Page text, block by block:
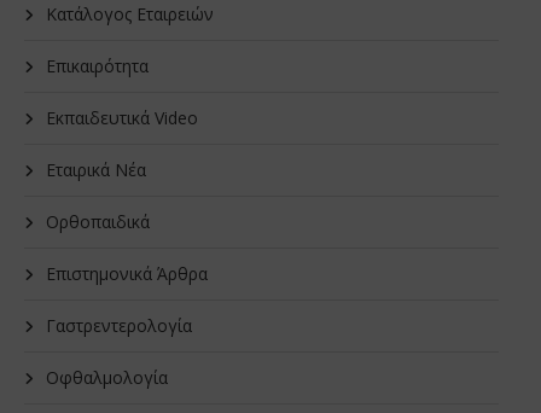
Κατάλογος Εταιρειών
Επικαιρότητα
Εκπαιδευτικά Video
Εταιρικά Νέα
Oρθοπαιδικά
Επιστημονικά Άρθρα
Γαστρεντερολογία
Οφθαλμολογία